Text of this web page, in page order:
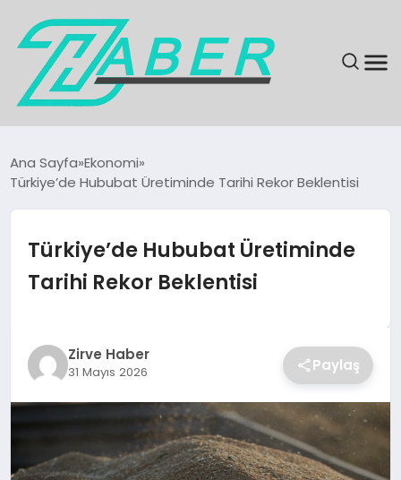
GÜNDEM
EKONOMI
MAGAZIN
KÜLTÜR & SANAT
SPOR
Ana Sayfa Ekonomi
Türkiye’de Hububat Üretiminde Tarihi Rekor Beklentisi
Türkiye’de Hububat Üretiminde
Tarihi Rekor Beklentisi
Zirve Haber
31 Mayıs 2026 Paylaş